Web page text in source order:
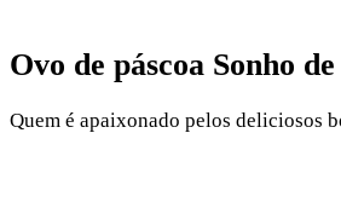
Ovo de páscoa Sonho
Quem é apaixonado pelos deliciosos